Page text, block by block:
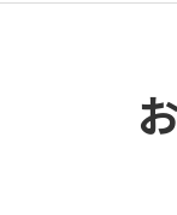
NEWマシン登